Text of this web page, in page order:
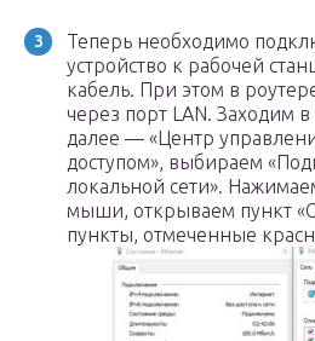
Теперь необходимо
устройство к рабочей
кабель. При этом в
через порт LAN. Заходим
далее — «Центр
доступом», выбираем
локальной сети».
мыши, открываем пункт
пункты, отмеченные